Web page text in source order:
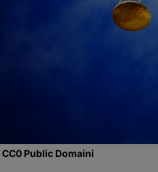
Public Domaini